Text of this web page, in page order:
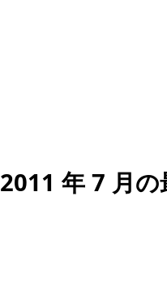
2011 年 7 月